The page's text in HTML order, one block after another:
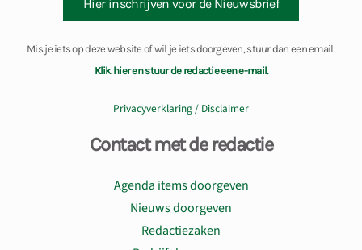
Hier inschrijven voor de Nieuwsbrief
Mis je iets op deze website of wil je iets doorgeven, stuur dan een email:
Klik hier en stuur de redactie een e-mail.
Privacyverklaring / Disclaimer
Contact met de redactie
Agenda items doorgeven
Nieuws doorgeven
Redactiezaken